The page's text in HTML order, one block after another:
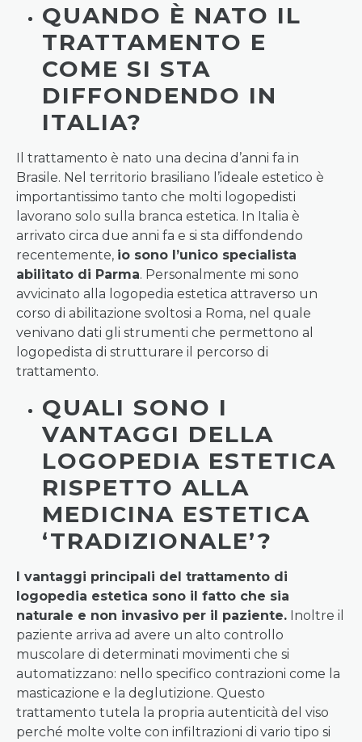
QUANDO È NATO IL
TRATTAMENTO E
COME SI STA
DIFFONDENDO IN
ITALIA?
Il trattamento è nato una decina d’anni fa in
Brasile. Nel territorio brasiliano l’ideale estetico è
importantissimo tanto che molti logopedisti
lavorano solo sulla branca estetica. In Italia è
arrivato circa due anni fa e si sta diffondendo
recentemente, io sono l’unico specialista
abilitato di Parma. Personalmente mi sono
avvicinato alla logopedia estetica attraverso un
corso di abilitazione svoltosi a Roma, nel quale
venivano dati gli strumenti che permettono al
logopedista di strutturare il percorso di
trattamento.
QUALI SONO I
VANTAGGI DELLA
LOGOPEDIA ESTETICA
RISPETTO ALLA
MEDICINA ESTETICA
‘TRADIZIONALE’?
I vantaggi principali del trattamento di
logopedia estetica sono il fatto che sia
naturale e non invasivo per il paziente. Inoltre il
paziente arriva ad avere un alto controllo
muscolare di determinati movimenti che si
automatizzano: nello specifico contrazioni come la
masticazione e la deglutizione. Questo
trattamento tutela la propria autenticità del viso
perché molte volte con infiltrazioni di vario tipo si